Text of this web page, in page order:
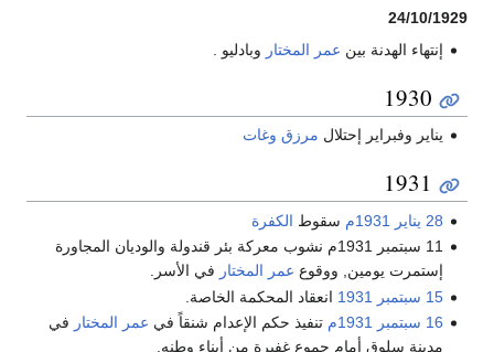
24/10/1929
إنتهاء الهدنة بين عمر المختار وبادليو .
1930
يناير وفبراير إحتلال مرزق وغات
1931
28 يناير 1931م سقوط الكفرة
11 سبتمبر 1931م نشوب معركة بئر قندولة والوديان المجاورة
إستمرت يومين, ووقوع عمر المختار في الأسر.
15 سبتمبر
1931 انعقاد المحكمة الخاصة.
16 سبتمبر
1931م تنفيذ حكم الإعدام شنقاً في عمر المختار في
مدينة سلوق أمام جموع غفيرة من أبناء وطنه.